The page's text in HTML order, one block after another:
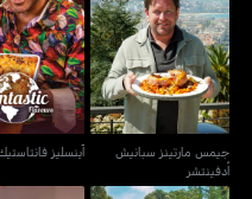
جيمس مارتينز سبانيش
أدفينتشر
جيمس مارتينز سبانيش
أدفينتشر
آينسليز
آينسليز